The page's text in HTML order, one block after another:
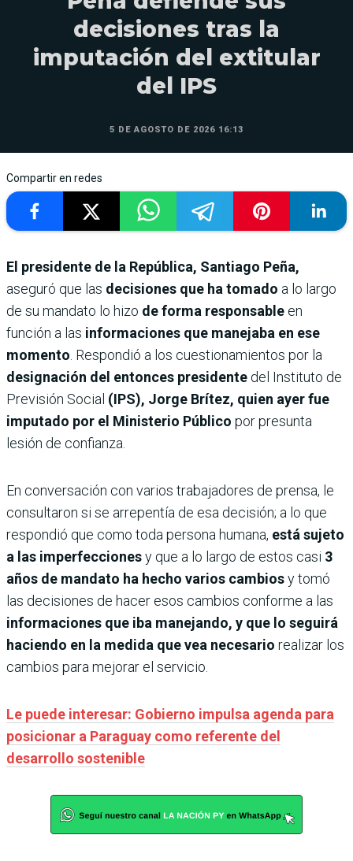
decisiones tras la
imputación del extitular
del IPS
5 DE AGOSTO DE 2026 16:13
Compartir en redes
El presidente de la República, Santiago Peña,
aseguró que las decisiones que ha tomado a lo largo
de su mandato lo hizo de forma responsable en
función a las informaciones que manejaba en ese
momento . Respondió a los cuestionamientos por la
designación del entonces presidente del Instituto de
Previsión Social (IPS), Jorge Brítez, quien ayer fue
imputado por el Ministerio Público por presunta
lesión de confianza.
En conversación con varios trabajadores de prensa, le
consultaron si se arrepentía de esa decisión; a lo que
respondió que como toda persona humana, está sujeto
a las imperfeccionesy que a lo largo de estos casi 3
años de mandato ha hecho varios cambiosy tomó
las decisiones de hacer esos cambios conforme a las
informaciones que iba manejando, y que lo seguirá
haciendo en la medida que vea necesario realizar los
cambios para mejorar el servicio.
Le puede interesar: Gobierno impulsa agenda para
posicionar a Paraguay como referente del
desarrollo sostenible